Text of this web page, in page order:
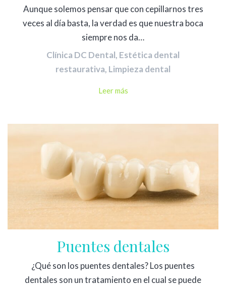
Aunque solemos pensar que con cepillarnos tres
veces al día basta, la verdad es que nuestra boca
siempre nos da…
Clínica DC Dental, Estética dental
restaurativa, Limpieza dental
Leer más
Puentes dentales
¿Qué son los puentes dentales? Los puentes
dentales son un tratamiento en el cual se puede